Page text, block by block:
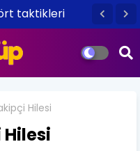
taktikleri
Hilesi